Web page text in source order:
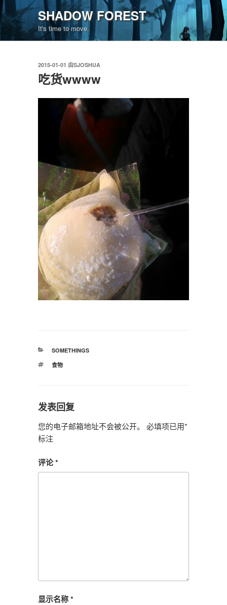
跳
至
内
容
SHADOW FOREST
It's time to move.
发
布
于
2015-01-01 由SJOSHUA
吃货wwww
分
SOMETHINGS
标
食物
发表回复
您的电子邮箱地址不会被公开。 必填项已用*
标注
评论*
显示名称*